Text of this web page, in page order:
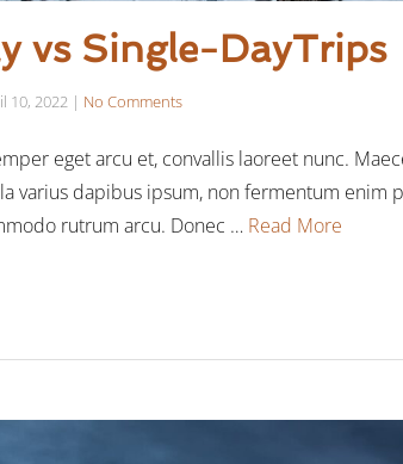
vs Single-DayTrips
10, 2022 | No Comments
eget arcu et, convallis laoreet nunc.
varius dapibus ipsum, non fermentum enim
rutrum arcu. Donec … Read More